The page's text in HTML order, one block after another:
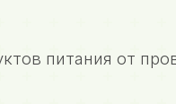
питания от